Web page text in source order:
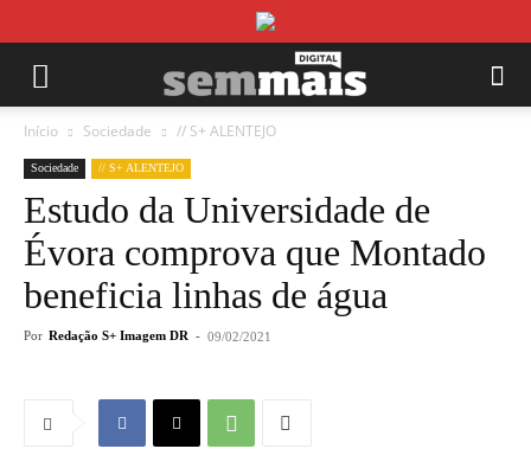
Início Sociedade // S+ ALENTEJO
Sociedade // S+ ALENTEJO
Estudo da Universidade de
Évora comprova que Montado
beneficia linhas de água
Por Redação S+ Imagem DR - 09/02/2021